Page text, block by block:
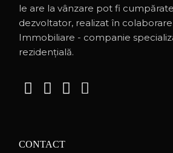
le are la vânzare pot fi
dezvoltator, realizat în
Immobiliare - companie
rezidențială.
CONTACT